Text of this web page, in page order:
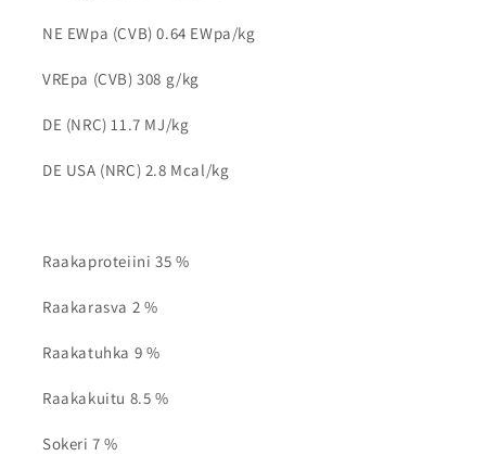
NE EWpa (CVB) 0.64 EWpa/kg
VREpa (CVB) 308 g/kg
DE (NRC) 11.7 MJ/kg
DE USA (NRC) 2.8 Mcal/kg
Raakaproteiini 35 %
Raakarasva 2 %
Raakatuhka 9 %
Raakakuitu 8.5 %
Sokeri 7 %